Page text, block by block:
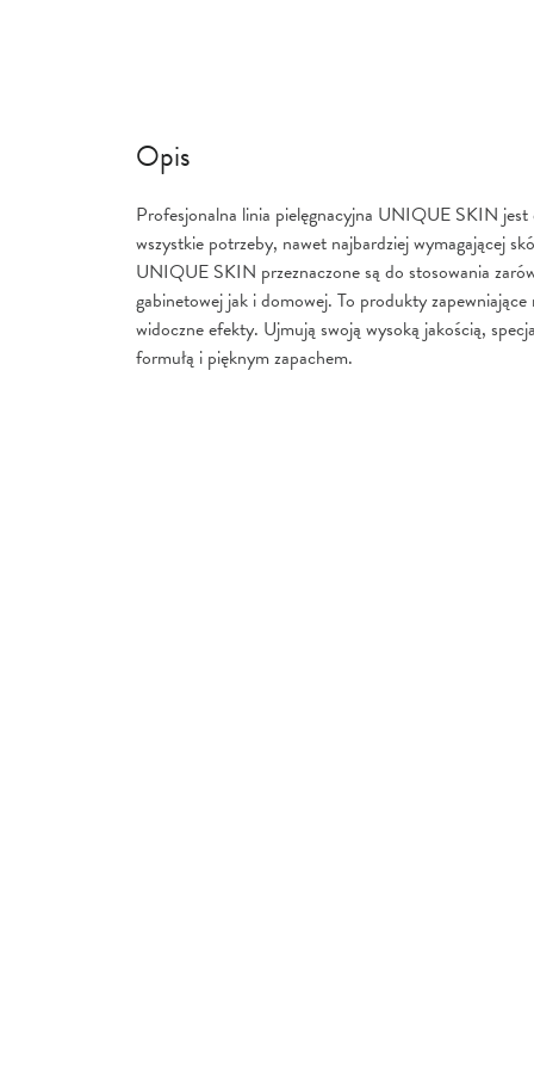
Opis
Profesjonalna linia pielęgnacyjna UNIQUE SKIN jest
wszystkie potrzeby, nawet najbardziej wymagającej
UNIQUE SKIN przeznaczone są do stosowania
gabinetowej jak i domowej. To produkty
widoczne efekty. Ujmują swoją wysoką jakością,
formułą i pięknym zapachem.